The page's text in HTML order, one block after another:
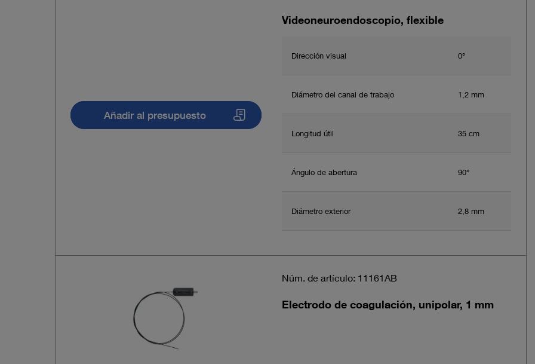
Videoneuroendoscopio, flexible
Dirección visual 0°
Diámetro del canal de trabajo 1,2 mm
Longitud útil 35 cm
Ángulo de abertura 90°
Diámetro exterior 2,8 mm
Añadir al presupuesto
Núm. de artículo: 11161AB
Electrodo de coagulación, unipolar, 1 mm